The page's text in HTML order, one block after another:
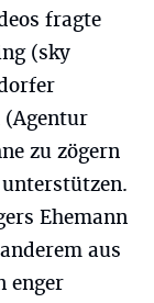
fragte
(sky
(Agentur
zu zögern
Ehemann
aus
enger